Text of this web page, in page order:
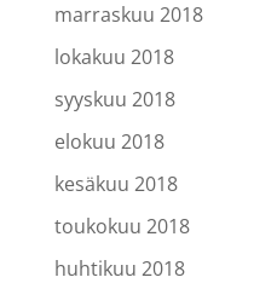
marraskuu 2018
lokakuu 2018
syyskuu 2018
elokuu 2018
kesäkuu 2018
toukokuu 2018
huhtikuu 2018